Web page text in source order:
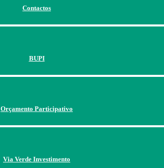
Contactos
BUPI
Orçamento Participativo
Via Verde Investimento